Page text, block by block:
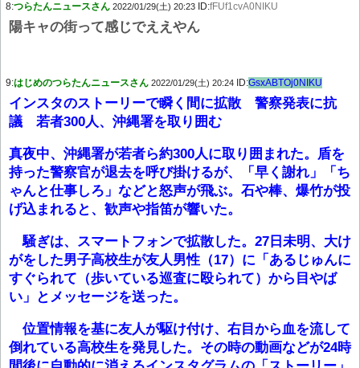
8:つらたんニュースさん 2022/01/29(土) 20:23 ID:fFUf1cvA0NIKU
陽キャの街って感じでええやん
9:はじめのつらたんニュースさん 2022/01/29(土) 20:24 ID:GsxABTOj0NIKU
インスタのストーリーで瞬く間に拡散 警察発表に抗
議 若者300人、沖縄署を取り囲む
真夜中、沖縄署が若者ら約300人に取り囲まれた。盾を
持った警察官が退去を呼び掛けるが、「早く謝れ」「ち
ゃんと仕事しろ」などと怒声が飛ぶ。石や棒、爆竹が投
げ込まれると、歓声や指笛が響いた。
騒ぎは、スマートフォンで拡散した。27日未明、大け
がをした男子高校生が友人男性（17）に「あるじゅんに
すぐられて（歩いている巡査に殴られて）から目やば
い」とメッセージを送った。
位置情報を基に友人が駆け付け、右目から血を流して
倒れている高校生を発見した。その時の動画などが24時